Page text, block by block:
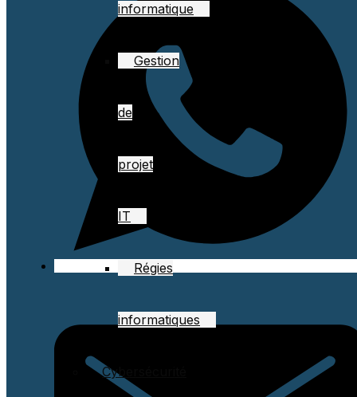
informatique
Gestion
de
projet
IT
Régies
informatiques
Cybersécurité